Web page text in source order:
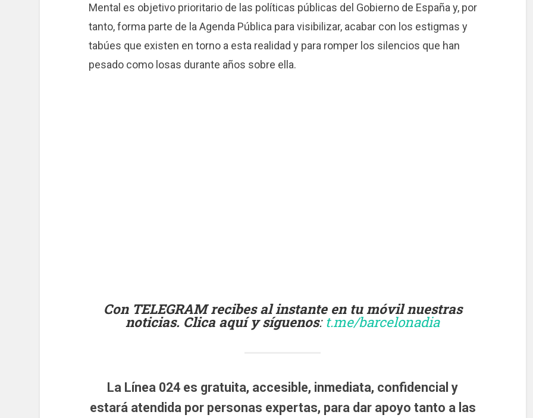
Mental es objetivo prioritario de las políticas públicas del Gobierno de España y, por
tanto, forma parte de la Agenda Pública para visibilizar, acabar con los estigmas y
tabúes que existen en torno a esta realidad y para romper los silencios que han
pesado como losas durante años sobre ella.
Con TELEGRAM recibes al instante en tu móvil nuestras
noticias. Clica aquí y síguenos: t.me/barcelonadia
La Línea 024 es gratuita, accesible, inmediata, confidencial y
estará atendida por personas expertas, para dar apoyo tanto a las